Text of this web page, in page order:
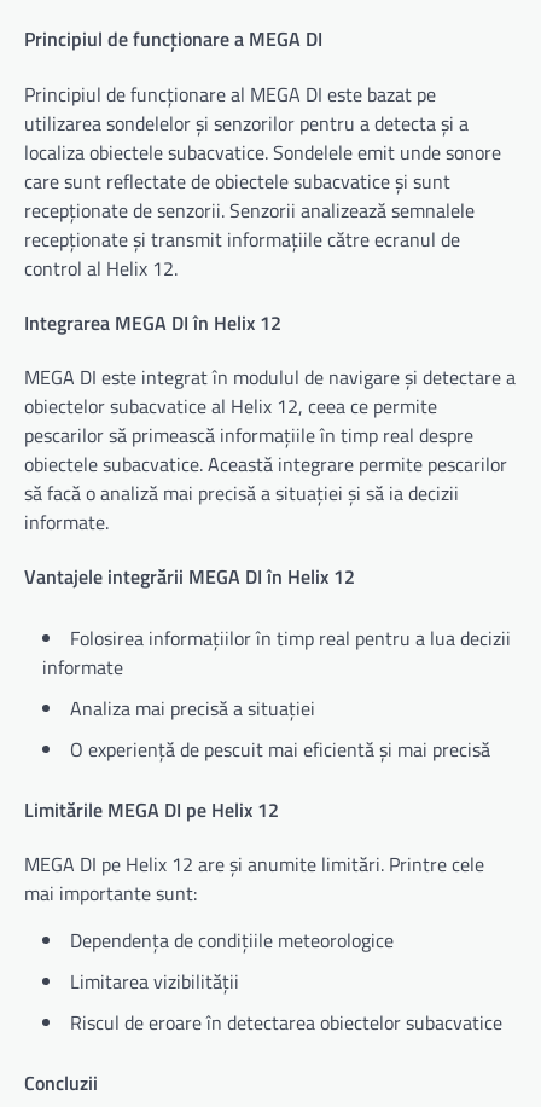
Principiul de funcționare a MEGA DI
Principiul de funcționare al MEGA DI este bazat pe
utilizarea sondelelor și senzorilor pentru a detecta și a
localiza obiectele subacvatice. Sondelele emit unde sonore
care sunt reflectate de obiectele subacvatice și sunt
recepționate de senzorii. Senzorii analizează semnalele
recepționate și transmit informațiile către ecranul de
control al Helix 12.
Integrarea MEGA DI în Helix 12
MEGA DI este integrat în modulul de navigare și detectare a
obiectelor subacvatice al Helix 12, ceea ce permite
pescarilor să primească informațiile în timp real despre
obiectele subacvatice. Această integrare permite pescarilor
să facă o analiză mai precisă a situației și să ia decizii
informate.
Vantajele integrării MEGA DI în Helix 12
Folosirea informațiilor în timp real pentru a lua decizii
informate
Analiza mai precisă a situației
O experiență de pescuit mai eficientă și mai precisă
Limitările MEGA DI pe Helix 12
MEGA DI pe Helix 12 are și anumite limitări. Printre cele
mai importante sunt:
Dependența de condițiile meteorologice
Limitarea vizibilității
Riscul de eroare în detectarea obiectelor subacvatice
Concluzii